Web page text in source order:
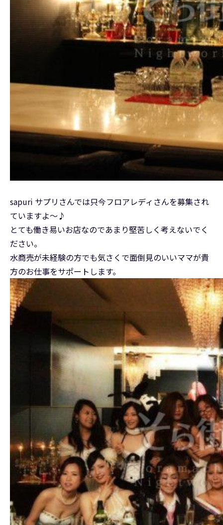
sapuri サプリさんでは只今フロアレディさんを募集され
ていますよ～♪
とても働き易いお店なのであまり堅苦しく考えないでく
ださい。
水商売が未経験の方でも気さくで面倒見のいいママが貴
方のお仕事をサポートします。